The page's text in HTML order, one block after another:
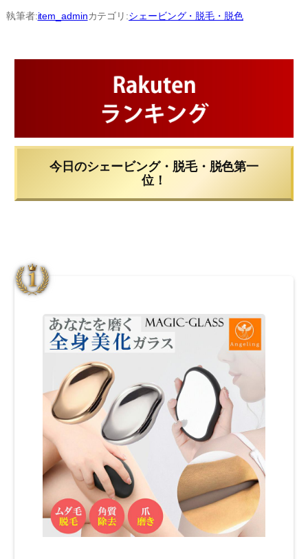
内
容
執筆者:item_adminカテゴリ:シェービング・脱毛・脱色
今日のシェービング・脱毛・脱色第一
位！